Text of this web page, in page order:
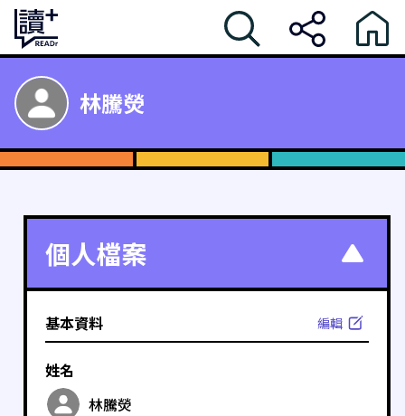
林騰熒
個人檔案
基本資料 編輯
姓名
林騰熒